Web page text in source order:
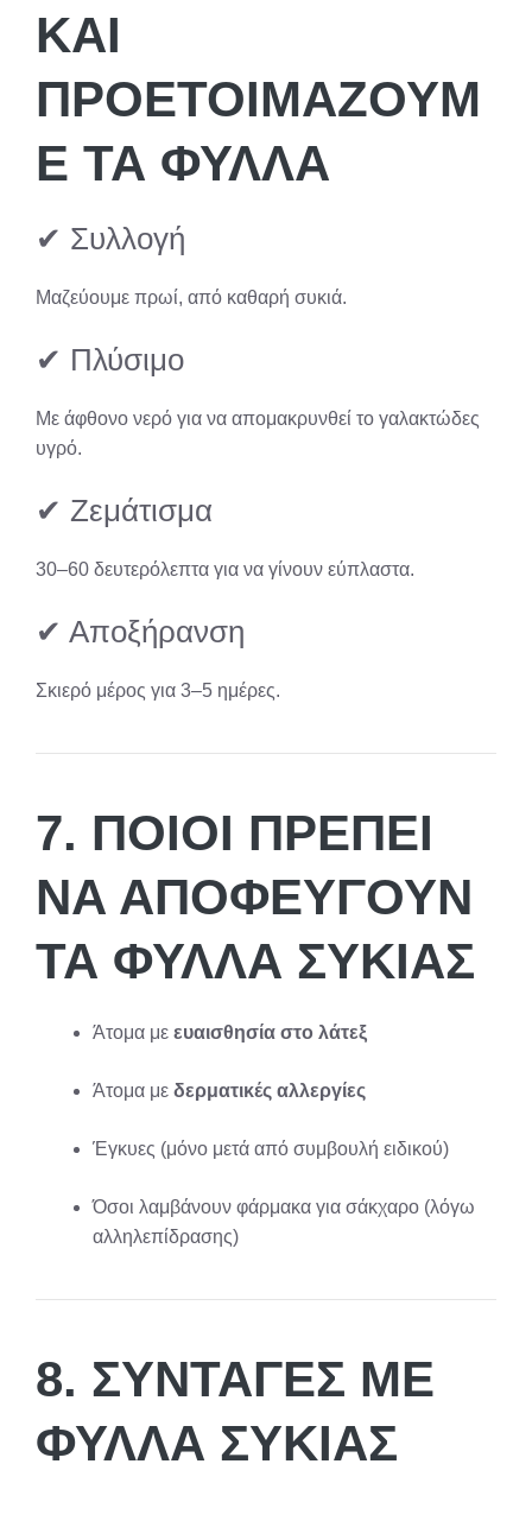
ΚΑΙ
ΠΡΟΕΤΟΙΜΆΖΟΥΜ
Ε ΤΑ ΦΎΛΛΑ
✔ Συλλογή
Μαζεύουμε πρωί, από καθαρή συκιά.
✔ Πλύσιμο
Με άφθονο νερό για να απομακρυνθεί το γαλακτώδες
υγρό.
✔ Ζεμάτισμα
30–60 δευτερόλεπτα για να γίνουν εύπλαστα.
✔ Αποξήρανση
Σκιερό μέρος για 3–5 ημέρες.
7. ΠΟΙΟΙ ΠΡΈΠΕΙ
ΝΑ ΑΠΟΦΕΎΓΟΥΝ
ΤΑ ΦΎΛΛΑ ΣΥΚΙΆΣ
Άτομα με ευαισθησία στο λάτεξ
Άτομα με δερματικές αλλεργίες
Έγκυες (μόνο μετά από συμβουλή ειδικού)
Όσοι λαμβάνουν φάρμακα για σάκχαρο (λόγω
αλληλεπίδρασης)
8. ΣΥΝΤΑΓΈΣ ΜΕ
ΦΎΛΛΑ ΣΥΚΙΆΣ